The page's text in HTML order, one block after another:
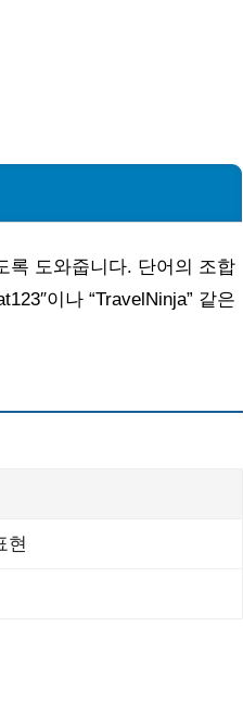
록 도와줍니다. 단어의 조합
이나 “TravelNinja” 같은
현